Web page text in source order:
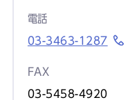
電話
03-3463-1287
FAX
03-5458-4920